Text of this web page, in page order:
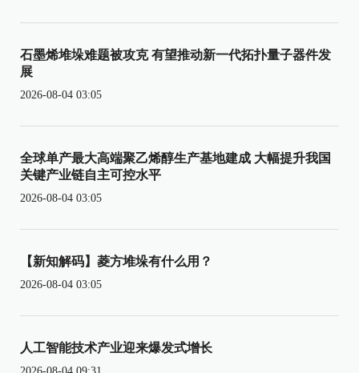
石墨烯堆垛难题被攻克 有望推动新一代拓扑量子器件发
展
2026-08-04 03:05
全球单产最大高端聚乙烯醇生产基地建成 大幅提升我国
关键产业链自主可控水平
2026-08-04 03:05
【新知解码】菱方堆垛有什么用？
2026-08-04 03:05
人工智能技术产业迎来爆发式增长